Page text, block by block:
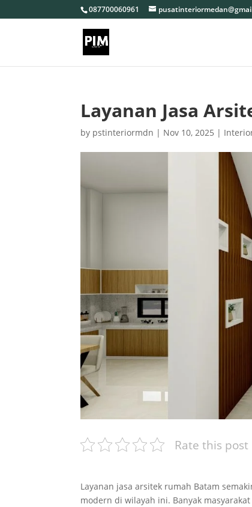
087700060961
Layanan Jasa
by pstinteriormdn | Nov 10, 2025 |
Rate this post
Layanan jasa arsitek rumah Batam
modern di wilayah ini. Banyak